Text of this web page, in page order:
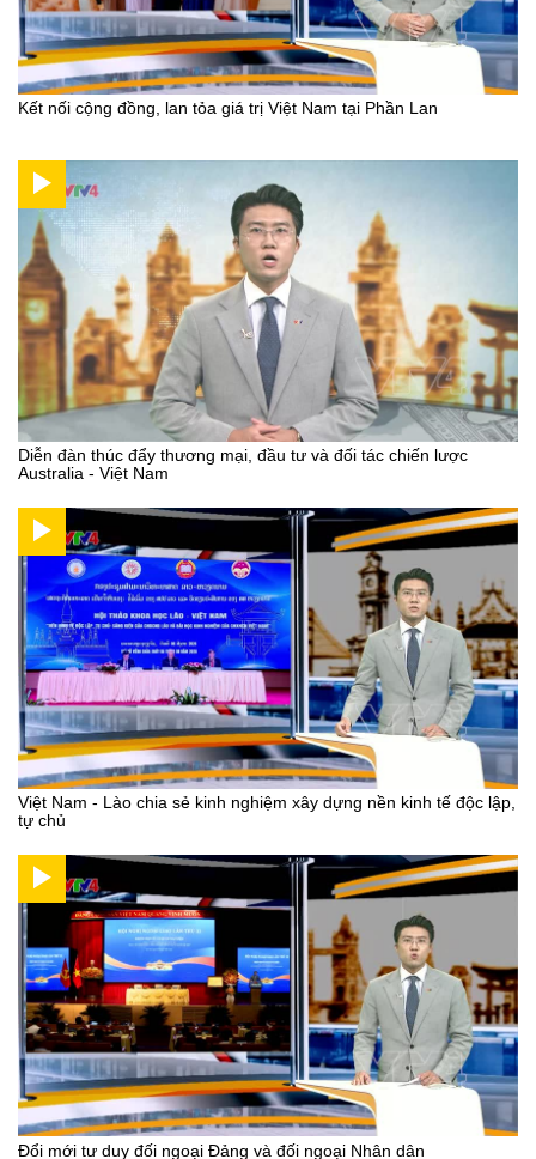
Kết nối cộng đồng, lan tỏa giá trị Việt Nam tại Phần Lan
Diễn đàn thúc đẩy thương mại, đầu tư và đối tác chiến lược
Australia - Việt Nam
Việt Nam - Lào chia sẻ kinh nghiệm xây dựng nền kinh tế độc lập,
tự chủ
Đổi mới tư duy đối ngoại Đảng và đối ngoại Nhân dân